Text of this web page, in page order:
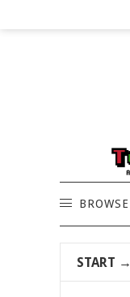
BROWSE
START →